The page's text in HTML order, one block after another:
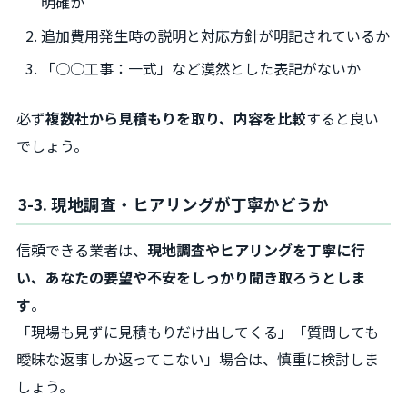
追加費用発生時の説明と対応方針が明記されているか
「○○工事：一式」など漠然とした表記がないか
必ず複数社から見積もりを取り、内容を比較すると良い
でしょう。
3-3. 現地調査・ヒアリングが丁寧かどうか
信頼できる業者は、 現地調査やヒアリングを丁寧に行
い、あなたの要望や不安をしっかり聞き取ろうとしま
す。
「現場も見ずに見積もりだけ出してくる」「質問しても
曖昧な返事しか返ってこない」場合は、慎重に検討しま
しょう。